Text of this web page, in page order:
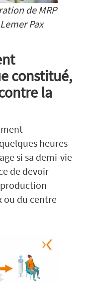
de MRP
Pax
constitué,
la
heures
si sa demi-vie
de devoir
ou du centre